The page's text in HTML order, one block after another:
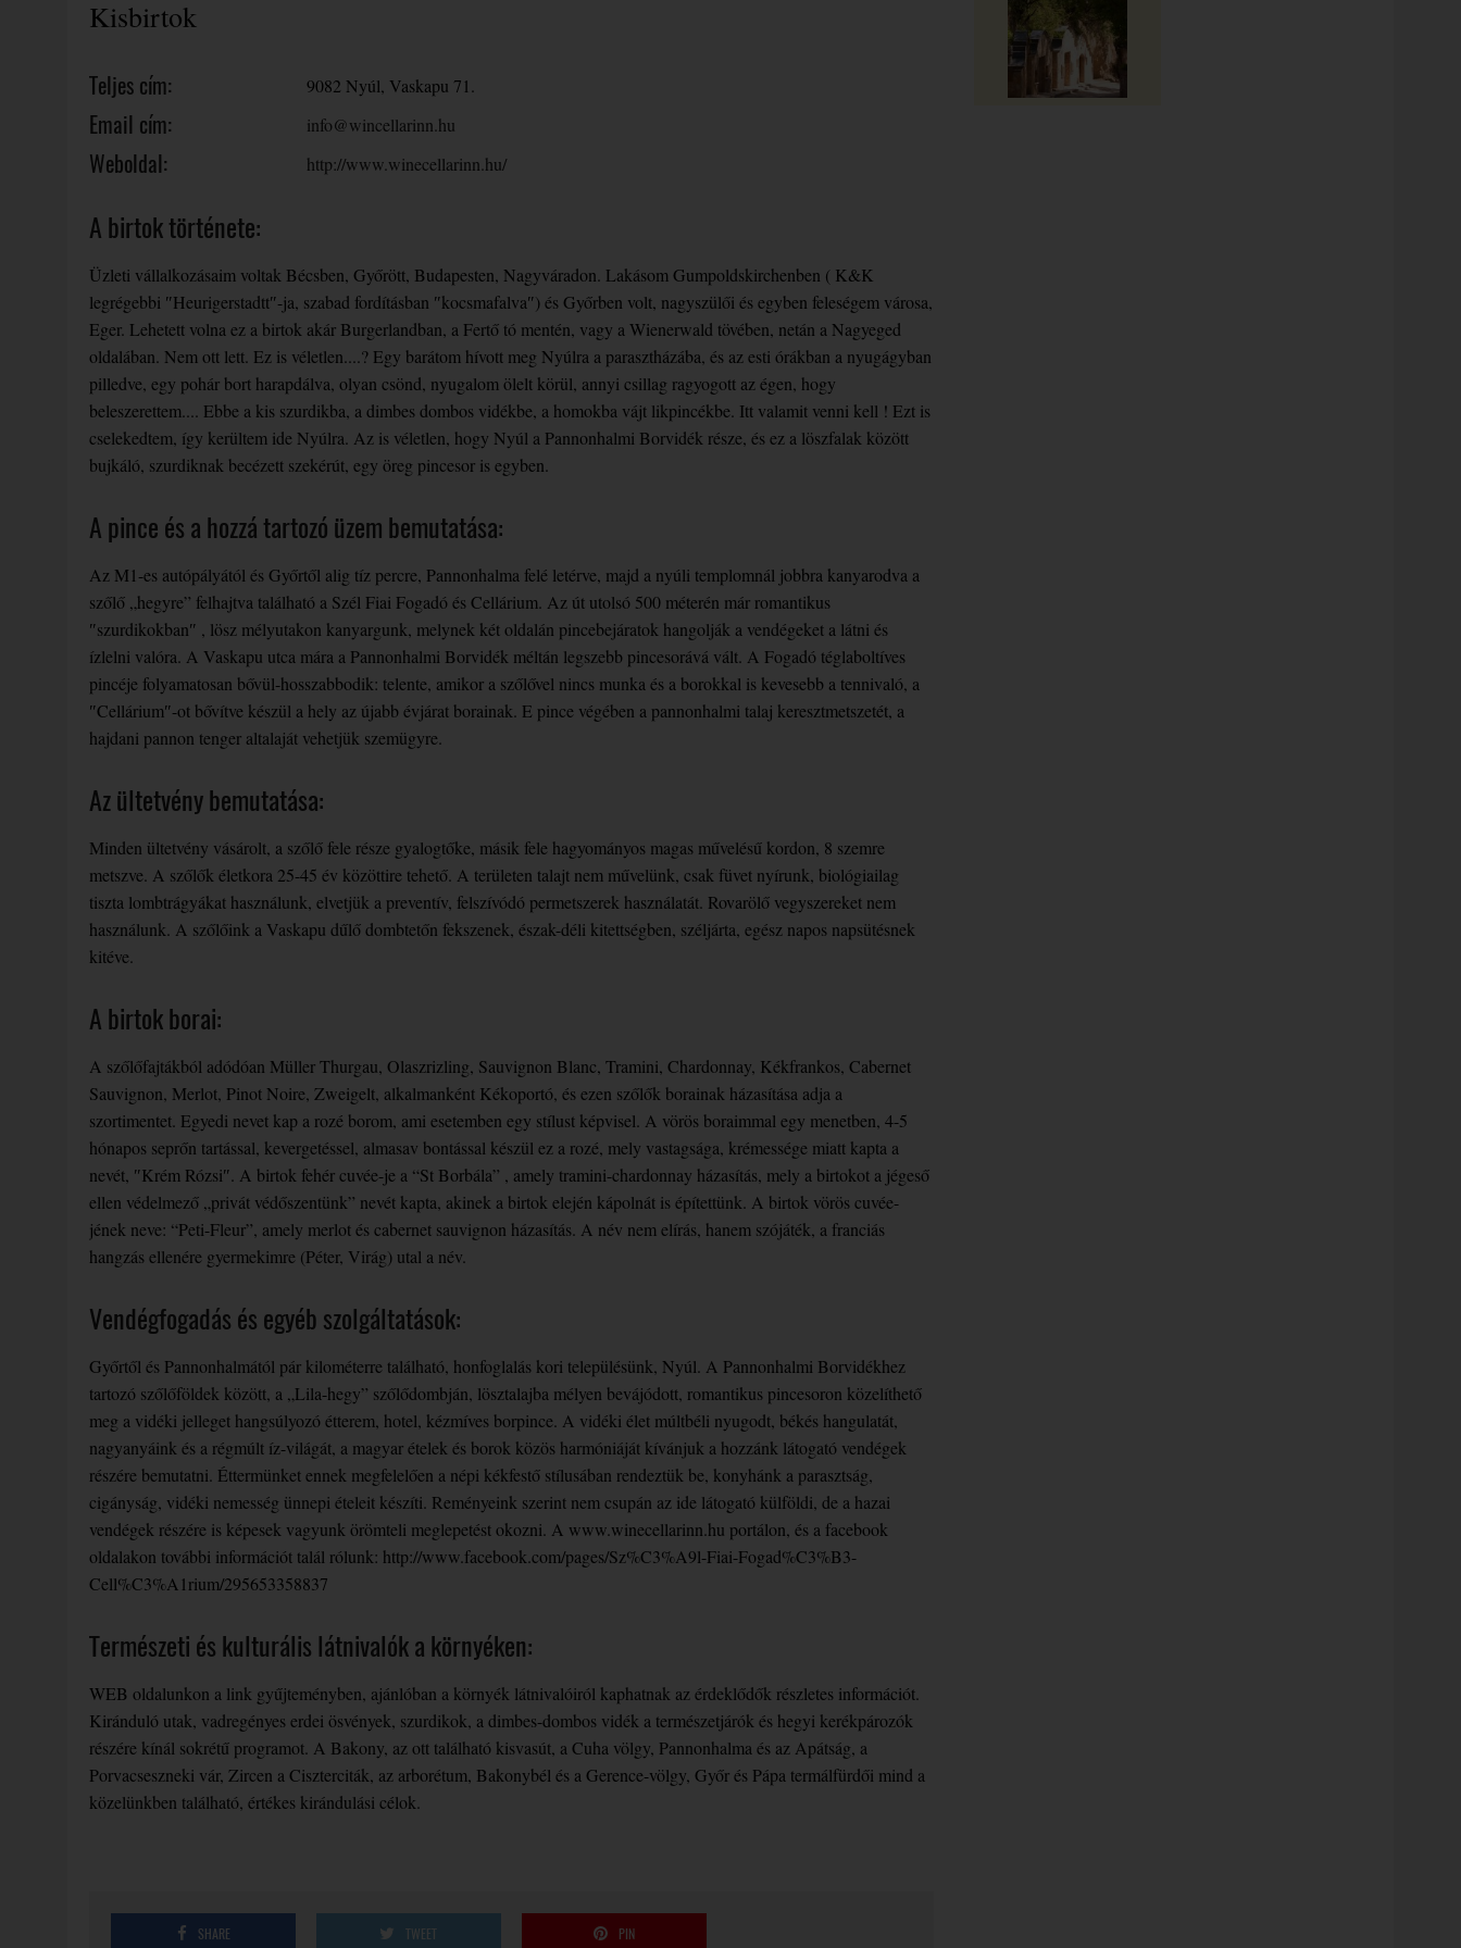
Kisbirtok
Teljes cím: 9082 Nyúl, Vaskapu 71.
Email cím: info@wincellarinn.hu
Weboldal: http://www.winecellarinn.hu/
A birtok története:
Üzleti vállalkozásaim voltak Bécsben, Győrött, Budapesten, Nagyváradon. Lakásom Gumpoldskirchenben ( K&K
legrégebbi ″Heurigerstadtt″-ja, szabad fordításban ″kocsmafalva″) és Győrben volt, nagyszülői és egyben feleségem városa,
Eger. Lehetett volna ez a birtok akár Burgerlandban, a Fertő tó mentén, vagy a Wienerwald tövében, netán a Nagyeged
oldalában. Nem ott lett. Ez is véletlen....? Egy barátom hívott meg Nyúlra a parasztházába, és az esti órákban a nyugágyban
pilledve, egy pohár bort harapdálva, olyan csönd, nyugalom ölelt körül, annyi csillag ragyogott az égen, hogy
beleszerettem.... Ebbe a kis szurdikba, a dimbes dombos vidékbe, a homokba vájt likpincékbe. Itt valamit venni kell ! Ezt is
cselekedtem, így kerültem ide Nyúlra. Az is véletlen, hogy Nyúl a Pannonhalmi Borvidék része, és ez a löszfalak között
bujkáló, szurdiknak becézett szekérút, egy öreg pincesor is egyben.
A pince és a hozzá tartozó üzem bemutatása:
Az M1-es autópályától és Győrtől alig tíz percre, Pannonhalma felé letérve, majd a nyúli templomnál jobbra kanyarodva a
szőlő „hegyre” felhajtva található a Szél Fiai Fogadó és Cellárium. Az út utolsó 500 méterén már romantikus
″szurdikokban″ , lösz mélyutakon kanyargunk, melynek két oldalán pincebejáratok hangolják a vendégeket a látni és
ízlelni valóra. A Vaskapu utca mára a Pannonhalmi Borvidék méltán legszebb pincesorává vált. A Fogadó téglaboltíves
pincéje folyamatosan bővül-hosszabbodik: telente, amikor a szőlővel nincs munka és a borokkal is kevesebb a tennivaló, a
″Cellárium″-ot bővítve készül a hely az újabb évjárat borainak. E pince végében a pannonhalmi talaj keresztmetszetét, a
hajdani pannon tenger altalaját vehetjük szemügyre.
Az ültetvény bemutatása:
Minden ültetvény vásárolt, a szőlő fele része gyalogtőke, másik fele hagyományos magas művelésű kordon, 8 szemre
metszve. A szőlők életkora 25-45 év közöttire tehető. A területen talajt nem művelünk, csak füvet nyírunk, biológiailag
tiszta lombtrágyákat használunk, elvetjük a preventív, felszívódó permetszerek használatát. Rovarölő vegyszereket nem
használunk. A szőlőink a Vaskapu dűlő dombtetőn fekszenek, észak-déli kitettségben, széljárta, egész napos napsütésnek
kitéve.
A birtok borai:
A szőlőfajtákból adódóan Müller Thurgau, Olaszrizling, Sauvignon Blanc, Tramini, Chardonnay, Kékfrankos, Cabernet
Sauvignon, Merlot, Pinot Noire, Zweigelt, alkalmanként Kékoportó, és ezen szőlők borainak házasítása adja a
szortimentet. Egyedi nevet kap a rozé borom, ami esetemben egy stílust képvisel. A vörös boraimmal egy menetben, 4-5
hónapos seprőn tartással, kevergetéssel, almasav bontással készül ez a rozé, mely vastagsága, krémessége miatt kapta a
nevét, ″Krém Rózsi″. A birtok fehér cuvée-je a “St Borbála” , amely tramini-chardonnay házasítás, mely a birtokot a jégeső
ellen védelmező „privát védőszentünk” nevét kapta, akinek a birtok elején kápolnát is építettünk. A birtok vörös cuvée-
jének neve: “Peti-Fleur”, amely merlot és cabernet sauvignon házasítás. A név nem elírás, hanem szójáték, a franciás
hangzás ellenére gyermekimre (Péter, Virág) utal a név.
Vendégfogadás és egyéb szolgáltatások:
Győrtől és Pannonhalmától pár kilométerre található, honfoglalás kori településünk, Nyúl. A Pannonhalmi Borvidékhez
tartozó szőlőföldek között, a „Lila-hegy” szőlődombján, lösztalajba mélyen bevájódott, romantikus pincesoron közelíthető
meg a vidéki jelleget hangsúlyozó étterem, hotel, kézmíves borpince. A vidéki élet múltbéli nyugodt, békés hangulatát,
nagyanyáink és a régmúlt íz-világát, a magyar ételek és borok közös harmóniáját kívánjuk a hozzánk látogató vendégek
részére bemutatni. Éttermünket ennek megfelelően a népi kékfestő stílusában rendeztük be, konyhánk a parasztság,
cigányság, vidéki nemesség ünnepi ételeit készíti. Reményeink szerint nem csupán az ide látogató külföldi, de a hazai
vendégek részére is képesek vagyunk örömteli meglepetést okozni. A www.winecellarinn.hu portálon, és a facebook
oldalakon további információt talál rólunk: http://www.facebook.com/pages/Sz%C3%A9l-Fiai-Fogad%C3%B3-
Cell%C3%A1rium/295653358837
Természeti és kulturális látnivalók a környéken:
WEB oldalunkon a link gyűjteményben, ajánlóban a környék látnivalóiról kaphatnak az érdeklődők részletes információt.
Kiránduló utak, vadregényes erdei ösvények, szurdikok, a dimbes-dombos vidék a természetjárók és hegyi kerékpározók
részére kínál sokrétű programot. A Bakony, az ott található kisvasút, a Cuha völgy, Pannonhalma és az Apátság, a
Porvacseszneki vár, Zircen a Ciszterciták, az arborétum, Bakonybél és a Gerence-völgy, Győr és Pápa termálfürdői mind a
közelünkben található, értékes kirándulási célok.
SHARE TWEET PIN